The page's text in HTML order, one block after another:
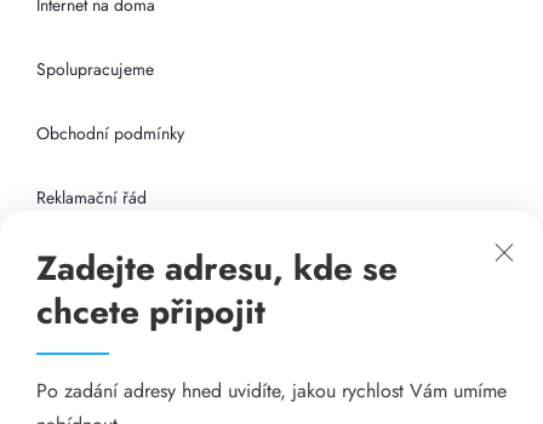
Internet na doma
Spolupracujeme
Obchodní podmínky
Reklamační řád
Připojení k internetu
Odkazy
Katalog A-seznam.cz
Zadejte adresu, kde se
chcete připojit
Po zadání adresy hned uvidíte, jakou rychlost Vám umíme